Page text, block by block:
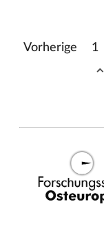
Vorherige 1